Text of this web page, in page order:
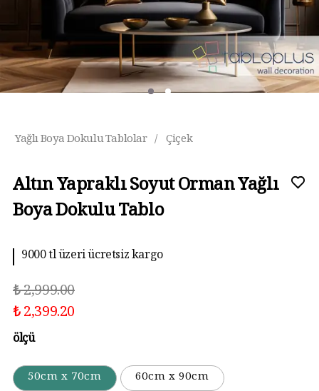
Yağlı Boya Dokulu Tablolar / Çiçek
Altın Yapraklı Soyut Orman Yağlı
Boya Dokulu Tablo
9000 tl üzeri ücretsiz kargo
₺ 2,999.00
₺ 2,399.20
ölçü
50cm x 70cm
60cm x 90cm